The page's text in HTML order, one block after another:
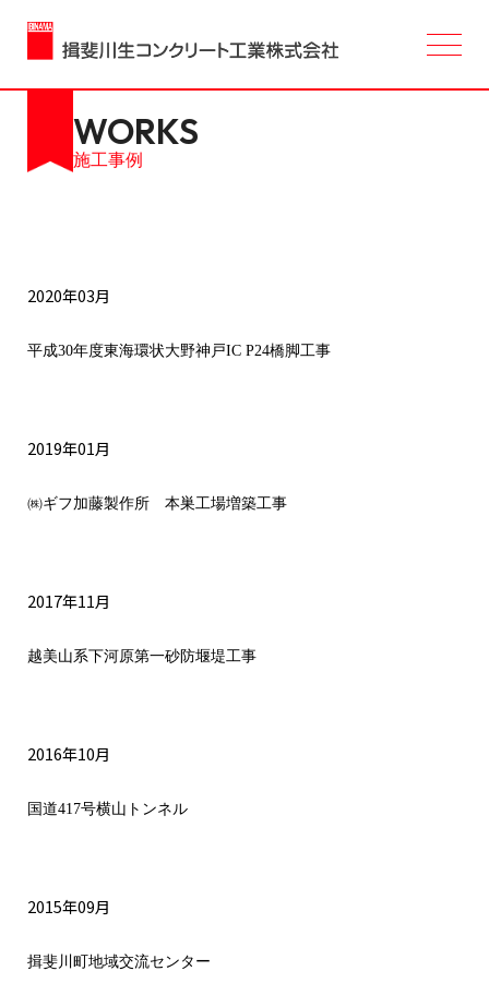
施工事例
2020年03月
平成30年度東海環状大野神戸IC P24橋脚工事
2019年01月
㈱ギフ加藤製作所 本巣工場増築工事
2017年11月
越美山系下河原第一砂防堰堤工事
2016年10月
国道417号横山トンネル
2015年09月
揖斐川町地域交流センター